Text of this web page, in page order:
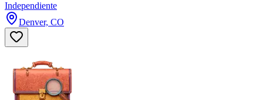
Independiente
Denver, CO